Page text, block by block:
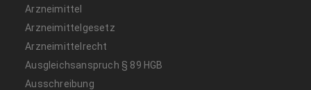
Arzneimittel
Arzneimittelgesetz
Arzneimittelrecht
Ausgleichsanspruch § 89 HGB
Ausschreibung